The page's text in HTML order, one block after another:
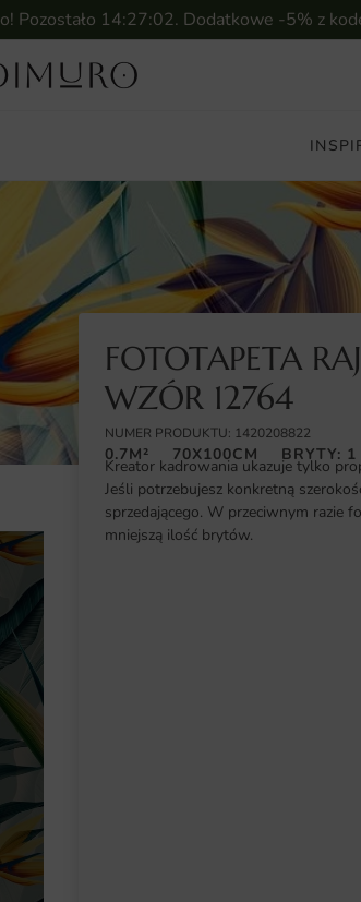
Pozostało 14:27:01. Dodatkowe -5% z
Rajski Kwiat
FOTOTAPETA
WZÓR 12764
NUMER PRODUKTU: 1420208822
0.7M² 70X100CM BRYTY:
Kreator kadrowania ukazuje tylko
Jeśli potrzebujesz konkretną
sprzedającego. W przeciwnym razie
mniejszą ilość brytów.